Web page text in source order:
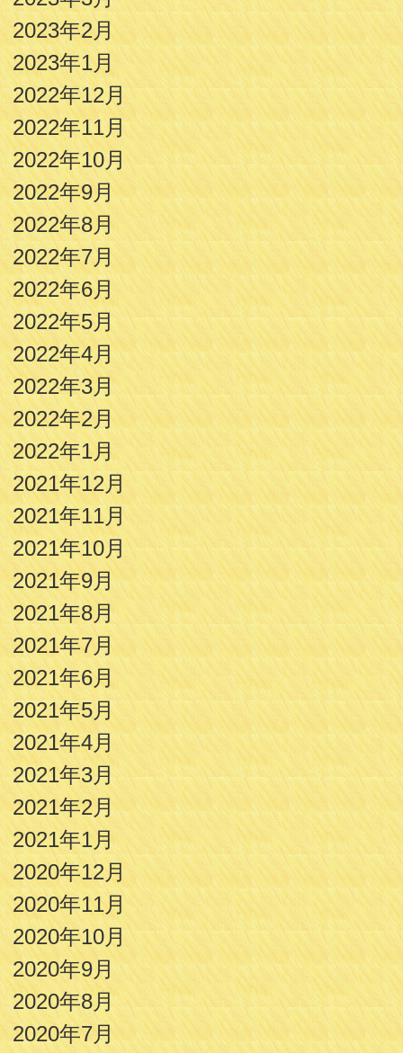
2023年2月
2023年1月
2022年12月
2022年11月
2022年10月
2022年9月
2022年8月
2022年7月
2022年6月
2022年5月
2022年4月
2022年3月
2022年2月
2022年1月
2021年12月
2021年11月
2021年10月
2021年9月
2021年8月
2021年7月
2021年6月
2021年5月
2021年4月
2021年3月
2021年2月
2021年1月
2020年12月
2020年11月
2020年10月
2020年9月
2020年8月
2020年7月